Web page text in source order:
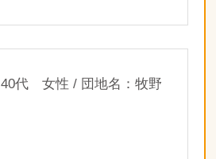
40代 女性 / 団地名：牧野